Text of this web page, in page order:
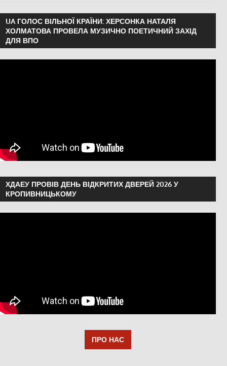
UA ГОЛОС ВІЛЬНОЇ КРАЇНИ: ХЕРСОНКА НАТАЛЯ
ХОЛМАТОВА ПРОВЕЛА МУЗИЧНО ПОЕТИЧНИЙ ЗАХІД
ДЛЯ ВПО
ХДАЕУ ПРОВІВ ДЕНЬ ВІДКРИТИХ ДВЕРЕЙ 2026 У
КРОПИВНИЦЬКОМУ
ПРО НАС